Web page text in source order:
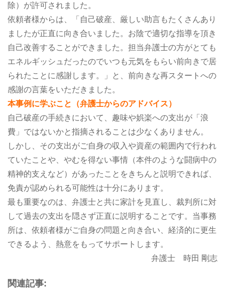
除）が許可されました。
依頼者様からは、「自己破産、厳しい助言もたくさんあり
ましたが正直に向き合いました。お陰で適切な指導を頂き
自己改善することができました。担当弁護士の方がとても
エネルギッシュだったのでいつも元気をもらい前向きで居
られたことに感謝します。」と、前向きな再スタートへの
感謝の言葉をいただきました。
本事例に学ぶこと（弁護士からのアドバイス）
自己破産の手続きにおいて、趣味や娯楽への支出が「浪
費」ではないかと指摘されることは少なくありません。
しかし、その支出がご自身の収入や資産の範囲内で行われ
ていたことや、やむを得ない事情（本件のような闘病中の
精神的支えなど）があったことをきちんと説明できれば、
免責が認められる可能性は十分にあります。
最も重要なのは、弁護士と共に家計を見直し、裁判所に対
して過去の支出を隠さず正直に説明することです。当事務
所は、依頼者様がご自身の問題と向き合い、経済的に更生
できるよう、熱意をもってサポートします。
弁護士 時田 剛志
関連記事: